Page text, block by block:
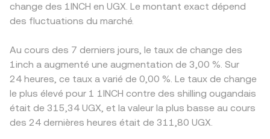
change des 1INCH en UGX. Le montant exact dépend
des fluctuations du marché.
Au cours des 7 derniers jours, le taux de change des
1inch a augmenté une augmentation de 3,00 %. Sur
24 heures, ce taux a varié de 0,00 %. Le taux de change
le plus élevé pour 1 1INCH contre des shilling ougandais
était de 315,34 UGX, et la valeur la plus basse au cours
des 24 dernières heures était de 311,80 UGX.